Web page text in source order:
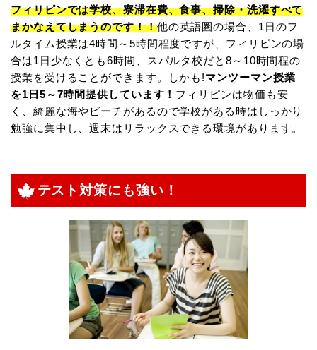
フィリピンでは学校、寮滞在費、食事、掃除・洗濯すべて
まかなえてしまうのです！！他の英語圏の場合、1日のフ
ルタイム授業は4時間～5時間程度ですが、フィリピンの場
合は1日少なくとも6時間、スパルタ校だと8～10時間程の
授業を受けることができます。しかも!マンツーマン授業
を1日5～7時間提供しています！ フィリピンは物価も安
く、綺麗な海やビーチがあるので学校がある時はしっかり
勉強に集中し、週末はリラックスできる環境があります。
テスト対策にも強い！